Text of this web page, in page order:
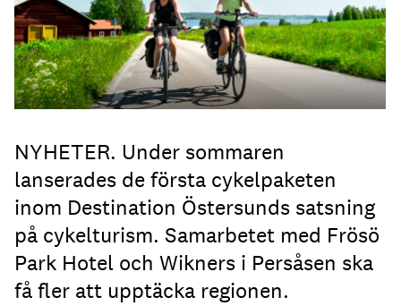
NYHETER. Under sommaren
lanserades de första cykelpaketen
inom Destination Östersunds satsning
på cykelturism. Samarbetet med Frösö
Park Hotel och Wikners i Persåsen ska
få fler att upptäcka regionen.